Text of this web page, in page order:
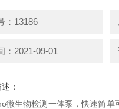
：13186
：2021-09-01
：
微生物检测一体泵，快速简